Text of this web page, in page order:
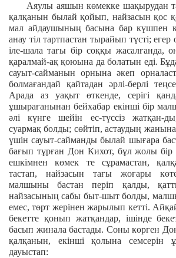
Аяулы аяшын көмекке шақырудан
қалқанын былай қойып, найзасын қос
мал айдаушының басына бар күшпен
анау тіл тартпастан тырайып түсті;
іле-шала тағы бір соққы жасалғанда,
қаралмай-ақ қоюына да болатын еді.
сауыт-сайманын орнына әкеп
болмағандай қайтадан әрлі-берлі
Арада аз уақыт өткенде, серігі
ұшырағанынан бейхабар екінші бір
әлі күнге шейін ес-түссіз
суармақ болды; сөйтіп, астаудың
үшін сауыт-сайманды былай шығара
бағып тұрған Дон Кихот, бұл жолы бір
ешкімнен көмек те сұрамастан,
тастап, найзасын тағы жоғары
малшыны бастан періп қалды,
найзасының сабы быт-шыт болды,
емес, төрт жерінен жарылып кетті.
бекетте қонып жатқандар, ішінде
басып жинала бастады. Соны көрген
қалқанын, екінші қолына семсерін
дауыстап: